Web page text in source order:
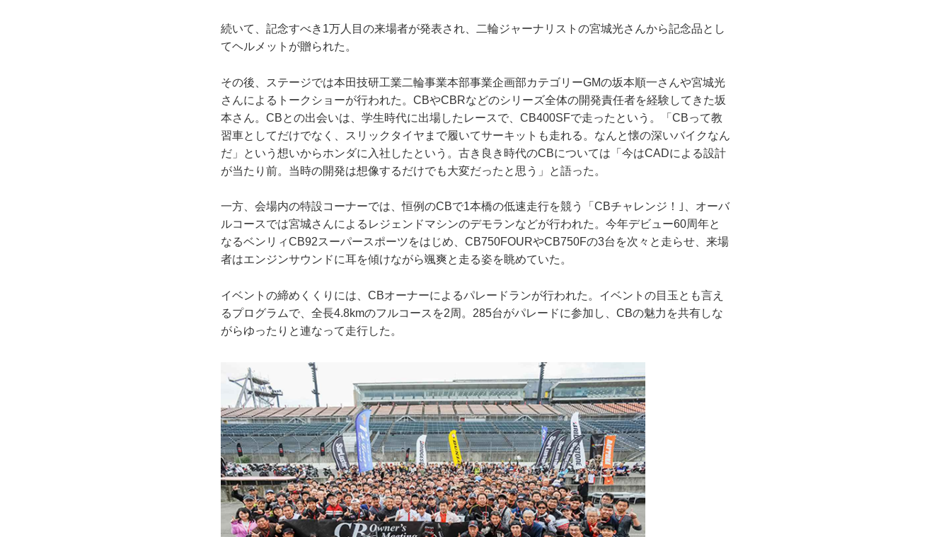
続いて、記念すべき1万人目の来場者が発表され、二輪ジャーナリストの宮城光さんから記念品とし
てヘルメットが贈られた。
その後、ステージでは本田技研工業二輪事業本部事業企画部カテゴリーGMの坂本順一さんや宮城光
さんによるトークショーが行われた。CBやCBRなどのシリーズ全体の開発責任者を経験してきた坂
本さん。CBとの出会いは、学生時代に出場したレースで、CB400SFで走ったという。「CBって教
習車としてだけでなく、スリックタイヤまで履いてサーキットも走れる。なんと懐の深いバイクなん
だ」という想いからホンダに入社したという。古き良き時代のCBについては「今はCADによる設計
が当たり前。当時の開発は想像するだけでも大変だったと思う」と語った。
一方、会場内の特設コーナーでは、恒例のCBで1本橋の低速走行を競う「CBチャレンジ！｣、オーバ
ルコースでは宮城さんによるレジェンドマシンのデモランなどが行われた。今年デビュー60周年と
なるベンリィCB92スーパースポーツをはじめ、CB750FOURやCB750Fの3台を次々と走らせ、来場
者はエンジンサウンドに耳を傾けながら颯爽と走る姿を眺めていた。
イベントの締めくくりには、CBオーナーによるパレードランが行われた。イベントの目玉とも言え
るプログラムで、全長4.8kmのフルコースを2周。285台がパレードに参加し、CBの魅力を共有しな
がらゆったりと連なって走行した。